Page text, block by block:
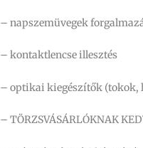
– napszemüvegek
– kontaktlencse illesztés
– optikai kiegészítők (tokok,
– TÖRZSVÁSÁRLÓKNAK